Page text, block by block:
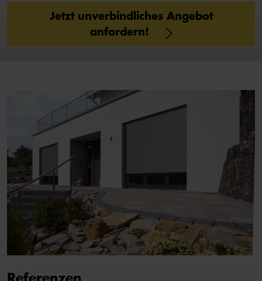
Jetzt unverbindliches Angebot
anfordern!
Referenzen